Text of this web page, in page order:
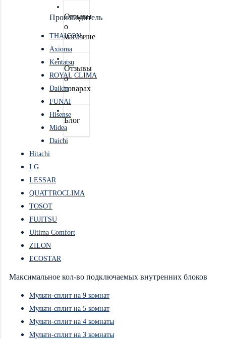
Отзывы
о
магазине
Отзывы
о
товарах
Блог
Производитель
THAICON
Axioma
Kentatsu
ROYAL CLIMA
Daikin
FUNAI
Hisense
Midea
Daichi
Hitachi
LG
LESSAR
QUATTROCLIMA
TOSOT
FUJITSU
Ultima Comfort
ZILON
ECOSTAR
Максимальное кол-во подключаемых внутренних блоков
Мульти-сплит на 9 комнат
Мульти-сплит на 5 комнат
Мульти-сплит на 4 комнаты
Мульти-сплит на 3 комнаты